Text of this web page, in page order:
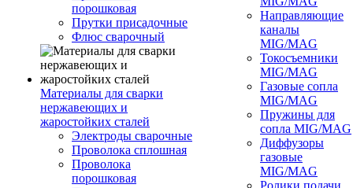
порошковая
Прутки присадочные
Флюс сварочный
Материалы для сварки
нержавеющих и
жаростойких сталей
Электроды сварочные
Проволока сплошная
Проволока
порошковая
Направляющие
каналы
MIG/MAG
Токосъемники
MIG/MAG
Газовые сопла
MIG/MAG
Пружины для
сопла MIG/MAG
Диффузоры
газовые
MIG/MAG
Ролики подачи